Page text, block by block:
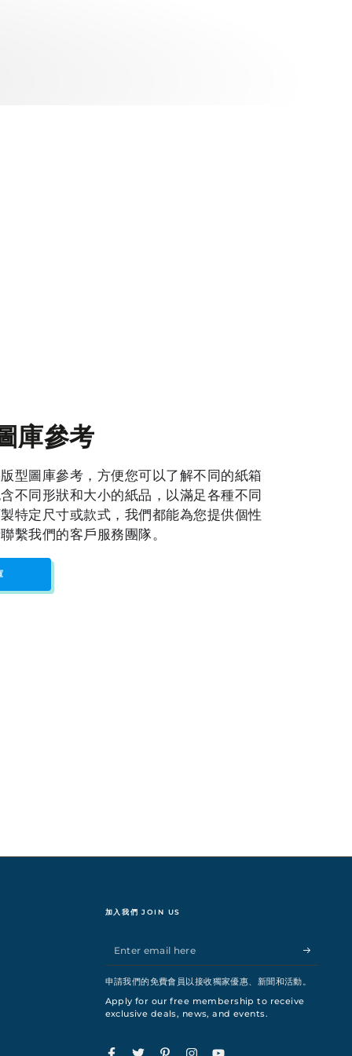
庫參考
型圖庫參考，方便您可以了解不同的紙箱
不同形狀和大小的紙品，以滿足各種不同
特定尺寸或款式，我們都能為您提供個性
繫我們的客戶服務團隊。
加入我們 JOIN US
Enter
email
申請我們的免費會員以接收獨家優惠、新聞和活動。
Apply for our free membership to receive
exclusive deals, news, and events.